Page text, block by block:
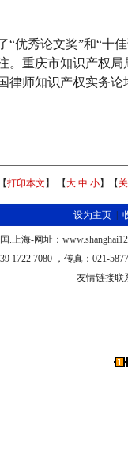
秀论文奖”和“十佳
。重庆市知识产权
律师知识产权实务
【打印本文 】 【大 中 小】【
设为主页
.上海-网址：
1722 7080 ， 传真： 021-
友情链接联